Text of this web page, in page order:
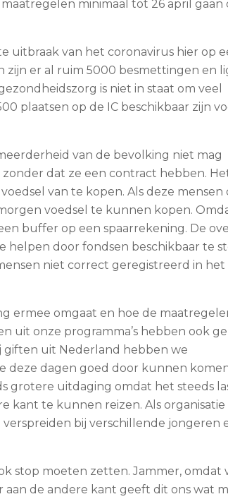
minimaal tot 26 april gaan
uitbraak van het coronavirus hier op
zijn er al ruim 5000 besmettingen en
is niet in staat om veel
plaatsen op de IC beschikbaar zijn
van de bevolking niet mag
dat ze een contract hebben.
van te kopen. Als deze mensen
voedsel te kunnen kopen.
buffer op een spaarrekening. De
door fondsen beschikbaar te
niet correct geregistreerd in het
ermee omgaat en hoe de
uit onze programma’s hebben ook
giften uit Nederland hebben we
dagen goed door kunnen
grotere uitdaging omdat het steeds
kant te kunnen reizen. Als
bij verschillende jongeren
stop moeten zetten. Jammer, omdat
aan de andere kant geeft dit ons wat